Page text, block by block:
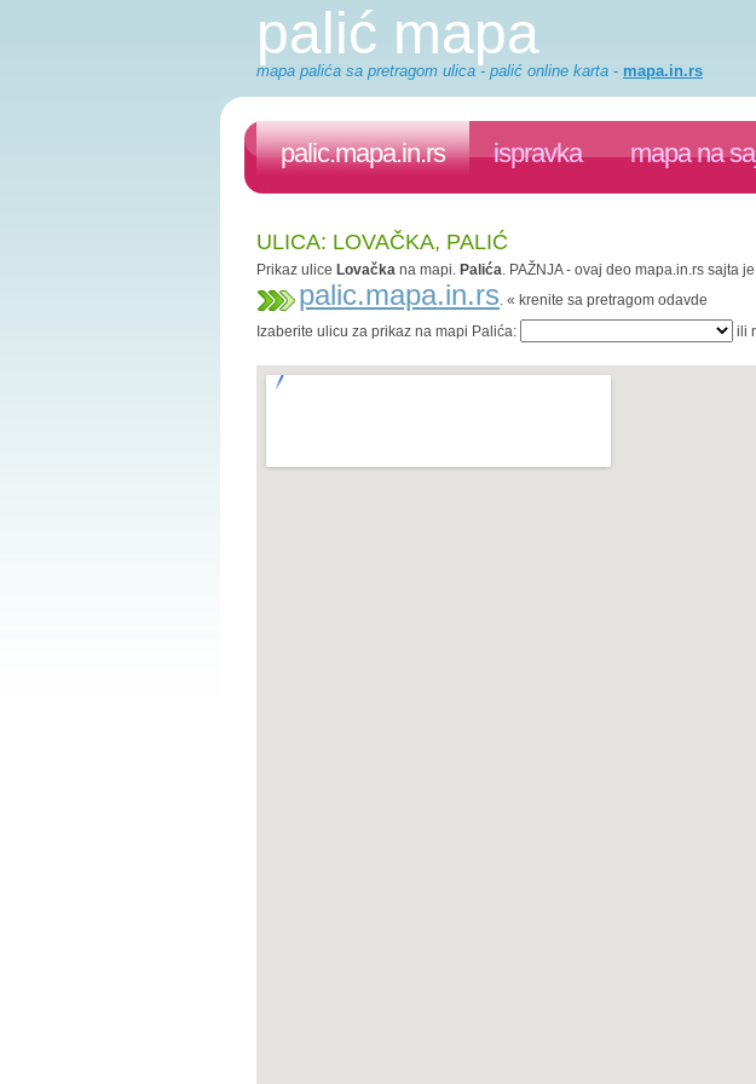
palić mapa
mapa palića sa pretragom ulica - palić online karta - mapa.in.rs
palic.mapa.in.rs ispravka mapa na
ULICA: LOVAČKA, PALIĆ
Prikaz ulice Lovačka na mapi. Palića. PAŽNJA - ovaj deo mapa.in.rs sajta
palic.mapa.in.rs. « krenite sa pretragom odavde
Izaberite ulicu za prikaz na mapi Palića:
ili